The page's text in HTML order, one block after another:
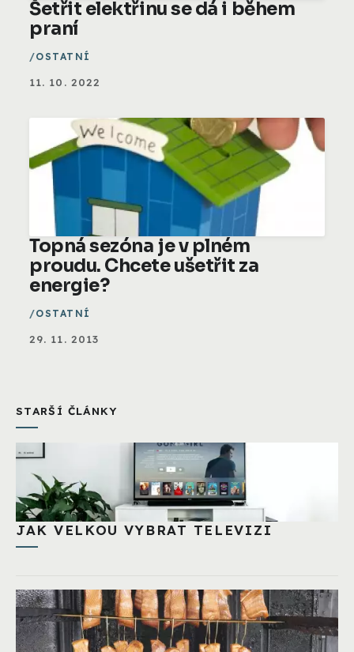
Šetřit elektřinu se dá i během
praní
OSTATNÍ
11. 10. 2022
Topná sezóna je v plném
proudu. Chcete ušetřit za
energie?
OSTATNÍ
29. 11. 2013
STARŠÍ ČLÁNKY
JAK VELKOU VYBRAT TELEVIZI